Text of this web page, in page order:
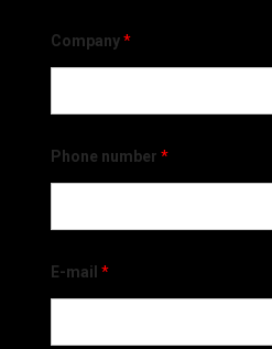
Company*
Phone number *
E-mail *